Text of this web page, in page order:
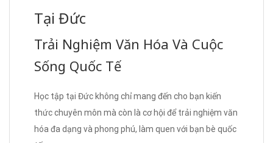
Tại Đức
Trải Nghiệm Văn Hóa Và Cuộc
Sống Quốc Tế
Học tập tại Đức không chỉ mang đến cho bạn kiến
thức chuyên môn mà còn là cơ hội để trải nghiệm văn
hóa đa dạng và phong phú, làm quen với bạn bè quốc